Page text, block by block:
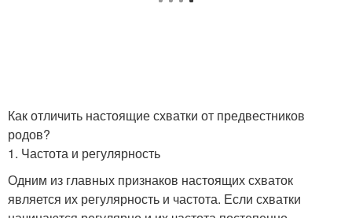
Как отличить настоящие схватки от предвестников
родов?
1. Частота и регулярность
Одним из главных признаков настоящих схваток
является их регулярность и частота. Если схватки